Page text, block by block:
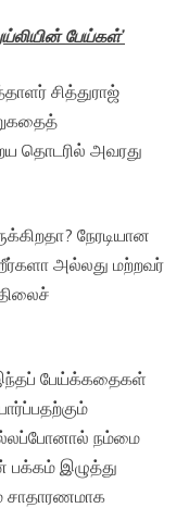
பேய்கள்’
சித்துராஜ்
தொடரில் அவரது
நேரடியான
அல்லது மற்றவர்
பேய்க்கதைகள்
நம்மை
பக்கம் இழுத்து
சாதாரணமாக